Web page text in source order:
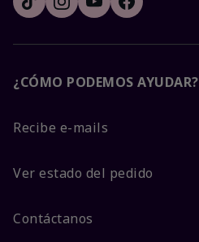
¿CÓMO PODEMOS AYUDAR?
Recibe e-mails
Ver estado del pedido
Contáctanos